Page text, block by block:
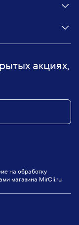
акциях,
на обработку
магазина MirCli.ru